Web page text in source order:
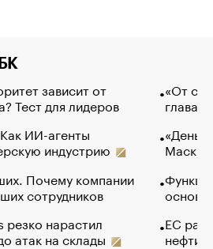
зависит от
Тест для лидеров
ИИ-агенты
индустрию
Почему компании
сотрудников
резко нарастил
атак на склады
«От
глава
Маск в
основ
ЕС
нефти